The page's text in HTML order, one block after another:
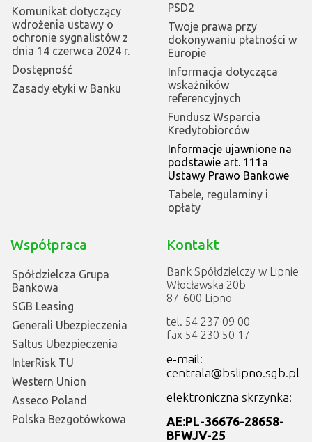
Komunikat dotyczący
wdrożenia ustawy o
ochronie sygnalistów z
dnia 14 czerwca 2024 r.
Dostępność
Zasady etyki w Banku
PSD2
Twoje prawa przy
dokonywaniu płatności w
Europie
Informacja dotycząca
wskaźników
referencyjnych
Fundusz Wsparcia
Kredytobiorców
Informacje ujawnione na
podstawie art. 111a
Ustawy Prawo Bankowe
Tabele, regulaminy i
opłaty
Współpraca
Spółdzielcza Grupa
Bankowa
SGB Leasing
Generali Ubezpieczenia
Saltus Ubezpieczenia
InterRisk TU
Western Union
Asseco Poland
Polska Bezgotówkowa
Kontakt
Bank Spółdzielczy w Lipnie
Włocławska 20b
87-600 Lipno
tel. 54 237 09 00
fax 54 230 50 17
e-mail:
centrala@bslipno.sgb.pl
elektroniczna skrzynka:
AE:PL-36676-28658-
BFWJV-25